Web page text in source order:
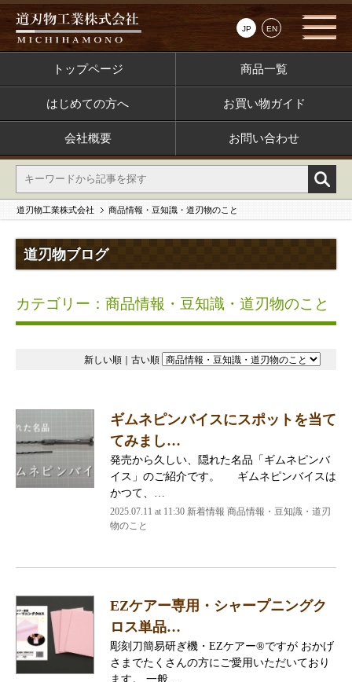
JP EN
トップページ 商品一覧
はじめての方へ お買い物ガイド
会社概要 お問い合わせ
道刃物工業株式会社 商品情報・豆知識・道刃物のこと
道刃物ブログ
カテゴリー：商品情報・豆知識・道刃物のこと
新しい順 古い順
ギムネピンバイスにスポットを当て
てみまし…
発売から久しい、隠れた名品「ギムネピンバ
イス」のご紹介です。 ギムネピンバイスは
かつて、…
2025.07.11 at 11:30 新着情報 商品情報・豆知識・道刃
物のこと
EZケアー専用・シャープニングク
ロス単品…
彫刻刀簡易研ぎ機・EZケアー®ですが おかげ
さまでたくさんの方にご愛用いただいており
ます。 一般…